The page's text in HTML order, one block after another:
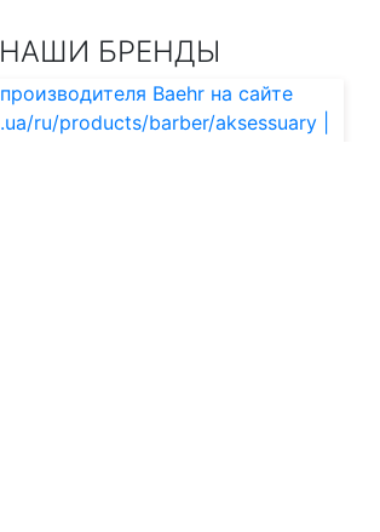
НАШИ БРЕНДЫ